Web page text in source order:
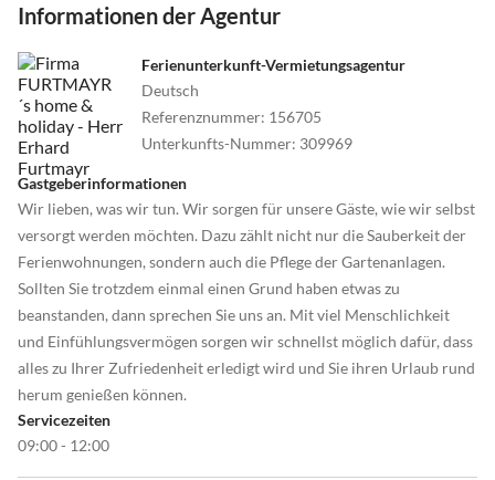
Informationen der Agentur
Ferienunterkunft-Vermietungsagentur
Deutsch
Referenznummer: 156705
Unterkunfts-Nummer: 309969
Gastgeberinformationen
Wir lieben, was wir tun. Wir sorgen für unsere Gäste, wie wir selbst
versorgt werden möchten. Dazu zählt nicht nur die Sauberkeit der
Ferienwohnungen, sondern auch die Pflege der Gartenanlagen.
Sollten Sie trotzdem einmal einen Grund haben etwas zu
beanstanden, dann sprechen Sie uns an. Mit viel Menschlichkeit
und Einfühlungsvermögen sorgen wir schnellst möglich dafür, dass
alles zu Ihrer Zufriedenheit erledigt wird und Sie ihren Urlaub rund
herum genießen können.
Servicezeiten
09:00 - 12:00